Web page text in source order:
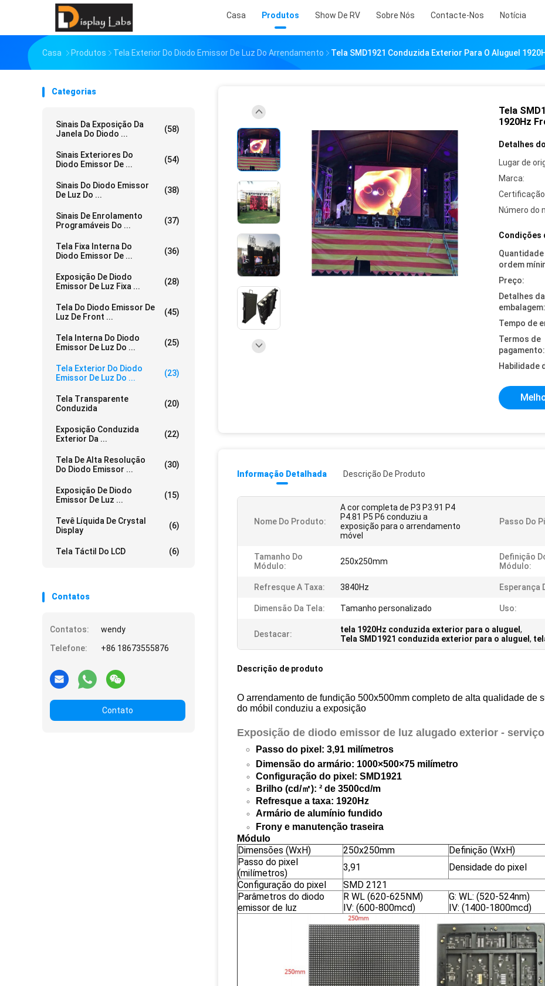
Casa Produtos Show De RV Sobre Nós Contacte-Nos Notícia
Casa Produtos Tela Exterior Do Diodo Emissor De Luz Do Arrendamento Tela SMD1921 Conduzida Exterior Para O Aluguel
Categorias
Sinais Da Exposição Da
Janela Do Diodo ...
(58)
Sinais Exteriores Do
Diodo Emissor De ...
(54)
Sinais Do Diodo Emissor
De Luz Do ...
(38)
Sinais De Enrolamento
Programáveis Do ...
(37)
Tela Fixa Interna Do
Diodo Emissor De ...
(36)
Exposição De Diodo
Emissor De Luz Fixa ...
(28)
Tela Do Diodo Emissor De
Luz De Front ...
(45)
Tela Interna Do Diodo
Emissor De Luz Do ...
(25)
Tela Exterior Do Diodo
Emissor De Luz Do ...
(23)
Tela Transparente
Conduzida
(20)
Exposição Conduzida
Exterior Da ...
(22)
Tela De Alta Resolução
Do Diodo Emissor ...
(30)
Exposição De Diodo
Emissor De Luz ...
(15)
Tevê Líquida De Crystal
Display
(6)
Tela Táctil Do LCD (6)
Contatos
Contatos:
wendy
Telefone:
+86 18673555876
Contato
Tela
1920Hz
Detalhes
Lugar de
Marca:
Número do
Condições
ordem
Preço:
Detalhes da
embalagem:
Tempo de
Termos de
pagamento:
Habilidade
Informação Detalhada Descrição De Produto
Nome Do Produto:
A cor completa de P3 P3.91 P4
P4.81 P5 P6 conduziu a
exposição para o arrendamento
móvel
Passo Do
Tamanho Do
Módulo:
250x250mm
Definição
Módulo:
Refresque A Taxa: 3840Hz Esperança
Dimensão Da Tela: Tamanho personalizado Uso:
Destacar: tela 1920Hz conduzida exterior para o aluguel ,
Tela SMD1921 conduzida exterior para o aluguel ,
Descrição de produto
O arrendamento de fundição 500x500mm completo de alta qualidade de
do móbil conduziu a exposição
Exposição de diodo emissor de luz alugado exterior -
Passo do pixel: 3,91 milímetros
Dimensão do armário: 1000×500×75 milímetro
Configuração do pixel: SMD1921
Brilho (cd/㎡): ² de 3500cd/m
Refresque a taxa: 1920Hz
Armário de alumínio fundido
Frony e manutenção traseira
Módulo
Dimensões (WxH) 250x250mm Definição (WxH)
Passo do pixel
(milímetros)
3,91 Densidade do pixel
Configuração do pixel
SMD 2121
Parâmetros do diodo
emissor de luz
R WL (620-625NM)
IV: (600-800mcd)
G: WL: (520-524nm)
IV: (1400-1800mcd)